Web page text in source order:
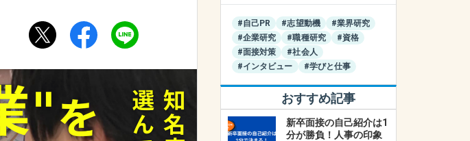
#自己PR #志望動機
#業界研究
#企業研究
#職種研究
#資格
#面接対策
#社会人
#インタビュー
#学びと仕事
おすすめ記事
新卒面接の自己紹介は1
分が勝負！人事の印象